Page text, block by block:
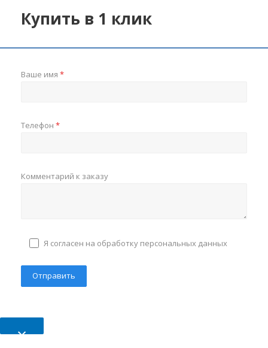
Купить в 1 клик
Ваше имя *
Телефон *
Комментарий к заказу
Я согласен на обработку персональных данных
×